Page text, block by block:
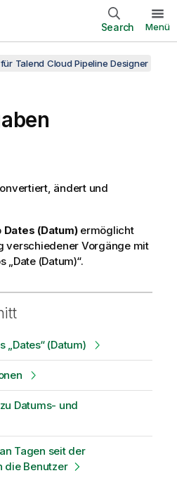
Search Menü
Talend Cloud Pipeline Designer
ändert und
Dates (Datum)ermöglicht
verschiedener Vorgänge mit
„Date (Datum)“.
„Dates“ (Datum)
Datums- und
Tagen seit der
die Benutzer